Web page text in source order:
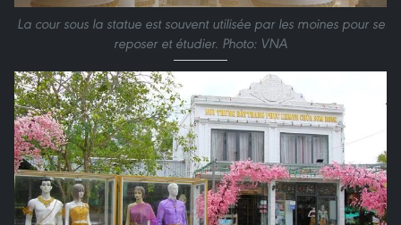
La cour sous la statue est souvent utilisée par les moines pour se
reposer et étudier. Photo: VNA